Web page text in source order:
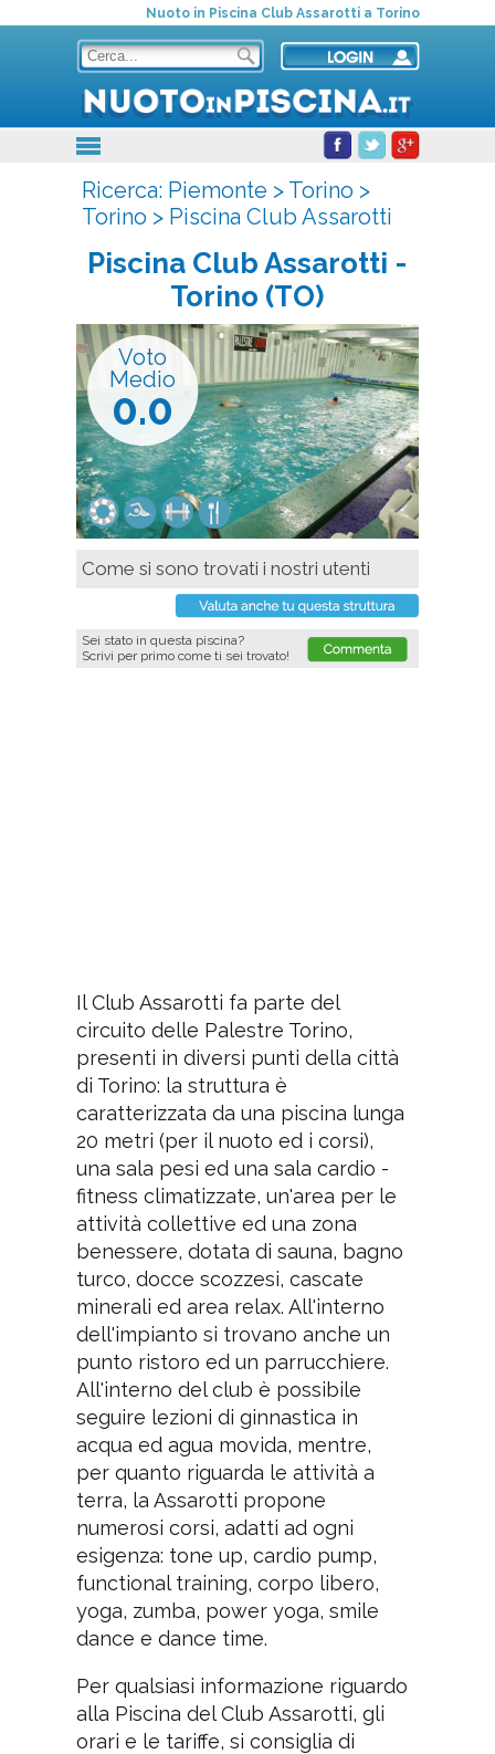
Nuoto in Piscina Club Assarotti a Torino
Ricerca: Piemonte > Torino >
Torino > Piscina Club Assarotti
Piscina Club Assarotti -
Torino (TO)
Voto
Medio
0.0
Come si sono trovati i nostri utenti
Sei stato in questa piscina?
Scrivi per primo come ti sei trovato!
Il Club Assarotti fa parte del
circuito delle Palestre Torino,
presenti in diversi punti della città
di Torino: la struttura è
caratterizzata da una piscina lunga
20 metri (per il nuoto ed i corsi),
una sala pesi ed una sala cardio -
fitness climatizzate, un'area per le
attività collettive ed una zona
benessere, dotata di sauna, bagno
turco, docce scozzesi, cascate
minerali ed area relax. All'interno
dell'impianto si trovano anche un
punto ristoro ed un parrucchiere.
All'interno del club è possibile
seguire lezioni di ginnastica in
acqua ed agua movida, mentre,
per quanto riguarda le attività a
terra, la Assarotti propone
numerosi corsi, adatti ad ogni
esigenza: tone up, cardio pump,
functional training, corpo libero,
yoga, zumba, power yoga, smile
dance e dance time.
Per qualsiasi informazione riguardo
alla Piscina del Club Assarotti, gli
orari e le tariffe, si consiglia di